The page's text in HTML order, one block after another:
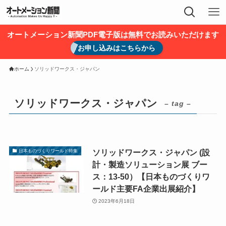
オートメーション新聞PDF電子版は無料でお読みいただけます
お申し込みはこちらから
ホーム ソリッドワークス・ジャパン
ソリッドワークス・ジャパン – tag –
日本ものづくりワールド特集
ソリッドワークス・ジャパン (設
計・製造ソリューション展 ブー
ス：13-50）【日本ものづくりワ
ールド主要FA企業出展紹介】
2023年6月18日